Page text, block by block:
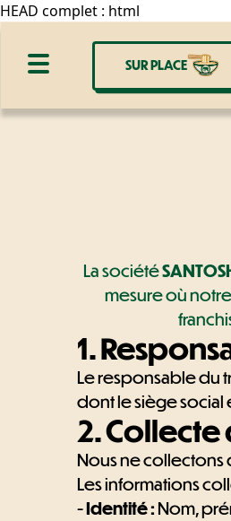
HEAD complet : html
SUR PLACE
La société
mesure où
1.
Le responsable du
dont le siège social
2.
Nous ne collectons
Les informations
-Identité : Nom,